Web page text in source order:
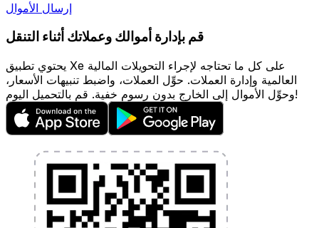
إرسال الأموال
قم بإدارة أموالك وعملاتك أثناء التنقل
يحتوي تطبيق Xe على كل ما تحتاجه لإجراء التحويلات المالية
العالمية وإدارة العملات. حوِّل العملات، واضبط تنبيهات الأسعار،
وحوِّل الأموال إلى الخارج بدون رسوم خفية. قم بالتحميل اليوم!